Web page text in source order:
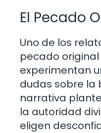
El Pecado
Uno de los
pecado original
experimentan
dudas sobre la
narrativa
la autoridad
eligen